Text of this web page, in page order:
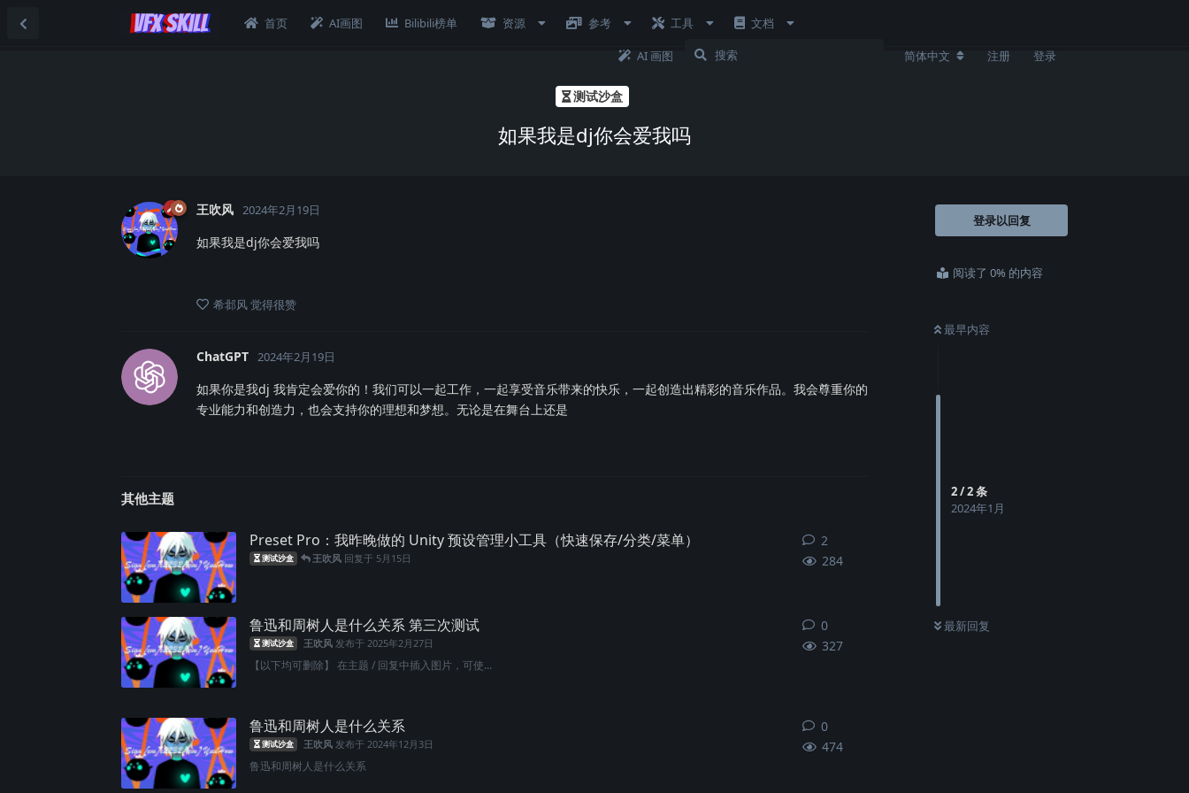
首页 AI画图 Bilibili榜单 资源 参考 工具 文档
AI 画图 简体中文 注册 登录
测试沙盒
如果我是dj你会爱我吗
登录以回复
阅读了 0% 的内容
最早内容
2/2条
2024年1月
最新回复
王吹风 2024年2月19日
如果我是dj你会爱我吗
希邶风觉得很赞
ChatGPT 2024年2月19日
如果你是我dj 我肯定会爱你的！我们可以一起工作，一起享受音乐带来的快乐，一起创造出精彩的音乐作品。我会尊重你的
专业能力和创造力，也会支持你的理想和梦想。无论是在舞台上还是
其他主题
Preset Pro：我昨晚做的 Unity 预设管理小工具（快速保存/分类/菜单）
测试沙盒 王吹风 回复于 5月15日 284
2
鲁迅和周树人是什么关系 第三次测试
测试沙盒 王吹风 发布于2025年2月27日 327
【以下均可删除】 在主题 / 回复中插入图片，可使...
0
鲁迅和周树人是什么关系
测试沙盒 王吹风 发布于2024年12月3日 474
鲁迅和周树人是什么关系
0